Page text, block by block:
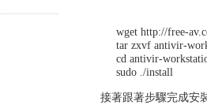
wget http://free-
tar zxvf antivir-
cd antivir-
sudo ./install
接著跟著步驟完成安